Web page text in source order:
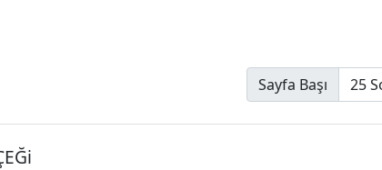
Sayfa Başı